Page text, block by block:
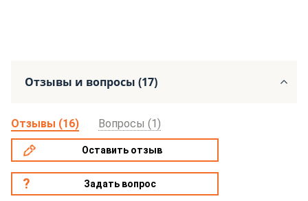
Отзывы и вопросы (17)
Отзывы (16) Вопросы (1)
Оставить отзыв
Задать вопрос